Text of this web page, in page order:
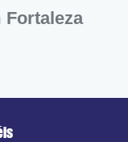
Fortaleza